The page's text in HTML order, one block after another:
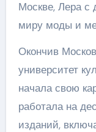
Москве, Лера с
миру моды и
Окончив
университет
начала свою
работала на
изданий,